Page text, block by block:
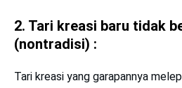
2. Tari kreasi baru tidak
(nontradisi) :
Tari kreasi yang garapannya